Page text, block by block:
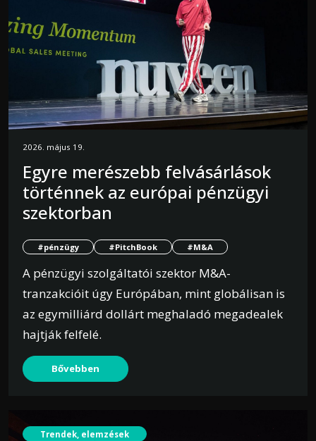
2026. május 19.
Egyre merészebb felvásárlások
történnek az európai pénzügyi
szektorban
#pénzügy #PitchBook #M&A
A pénzügyi szolgáltatói szektor M&A-
tranzakcióit úgy Európában, mint globálisan is
az egymilliárd dollárt meghaladó megadealek
hajtják felfelé.
Bővebben
Trendek, elemzések